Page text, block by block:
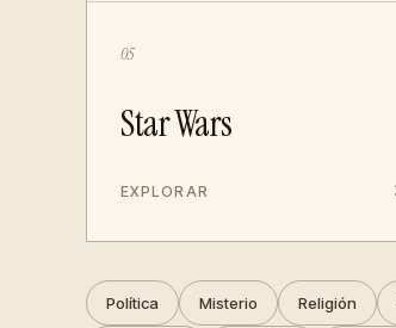
05
Star Wars
EXPLORAR
Política Misterio Religión